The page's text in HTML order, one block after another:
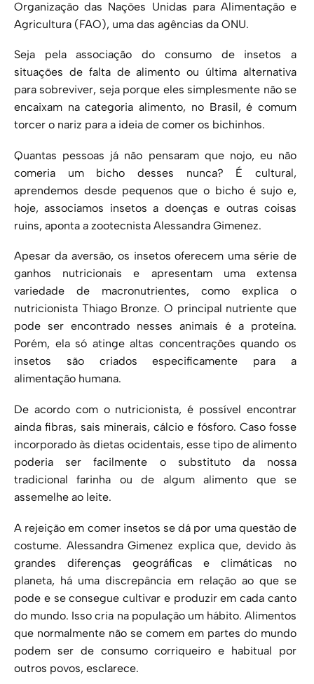
Organização das Nações Unidas para Alimentação e
Agricultura (FAO), uma das agências da ONU.
Seja pela associação do consumo de insetos a
situações de falta de alimento ou última alternativa
para sobreviver, seja porque eles simplesmente não se
encaixam na categoria alimento, no Brasil, é comum
torcer o nariz para a ideia de comer os bichinhos.
Quantas pessoas já não pensaram que nojo, eu não
comeria um bicho desses nunca? É cultural,
aprendemos desde pequenos que o bicho é sujo e,
hoje, associamos insetos a doenças e outras coisas
ruins, aponta a zootecnista Alessandra Gimenez.
Apesar da aversão, os insetos oferecem uma série de
ganhos nutricionais e apresentam uma extensa
variedade de macronutrientes, como explica o
nutricionista Thiago Bronze. O principal nutriente que
pode ser encontrado nesses animais é a proteína.
Porém, ela só atinge altas concentrações quando os
insetos são criados especificamente para a
alimentação humana.
De acordo com o nutricionista, é possível encontrar
ainda fibras, sais minerais, cálcio e fósforo. Caso fosse
incorporado às dietas ocidentais, esse tipo de alimento
poderia ser facilmente o substituto da nossa
tradicional farinha ou de algum alimento que se
assemelhe ao leite.
A rejeição em comer insetos se dá por uma questão de
costume. Alessandra Gimenez explica que, devido às
grandes diferenças geográficas e climáticas no
planeta, há uma discrepância em relação ao que se
pode e se consegue cultivar e produzir em cada canto
do mundo. Isso cria na população um hábito. Alimentos
que normalmente não se comem em partes do mundo
podem ser de consumo corriqueiro e habitual por
outros povos, esclarece.